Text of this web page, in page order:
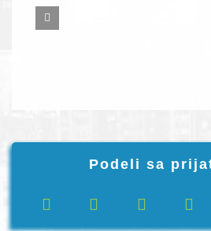
Podeli sa